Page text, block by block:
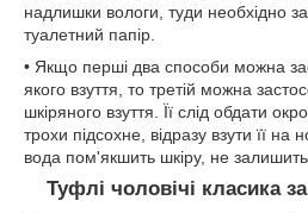
надлишки вологи, туди необхідно
туалетний папір.
• Якщо перші два способи можна
якого взуття, то третій можна
шкіряного взуття. Її слід обдати
трохи підсохне, відразу взути її на
вода пом'якшить шкіру, не залишить
Туфлі чоловічі класика